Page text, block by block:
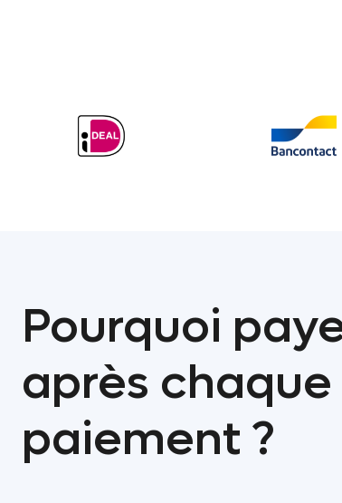
Pourquoi
après chaque
paiement ?